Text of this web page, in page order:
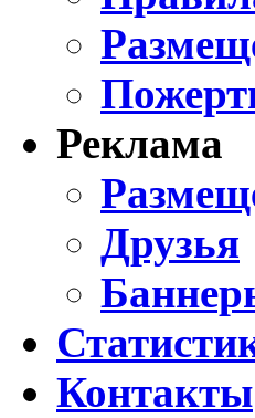
Реклама
Друзья
Контакты